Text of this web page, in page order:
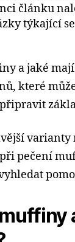
článku
týkající
a jaké
které
při pečení